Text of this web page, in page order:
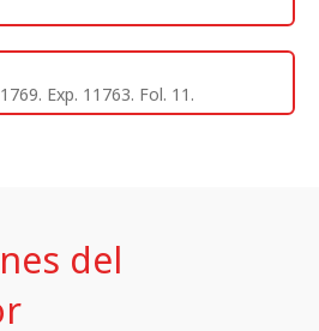
Exp. 11763. Fol. 11.
del